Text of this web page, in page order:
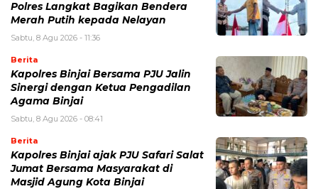
Polres Langkat Bagikan Bendera
Merah Putih kepada Nelayan
Sabtu, 8 Agu 2026 - 11:36
Berita
Kapolres Binjai Bersama PJU Jalin
Sinergi dengan Ketua Pengadilan
Agama Binjai
Sabtu, 8 Agu 2026 - 08:41
Berita
Kapolres Binjai ajak PJU Safari Salat
Jumat Bersama Masyarakat di
Masjid Agung Kota Binjai